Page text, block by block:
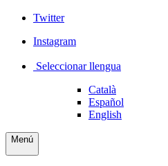
Twitter
Instagram
Seleccionar llengua
Català
Español
English
Menú